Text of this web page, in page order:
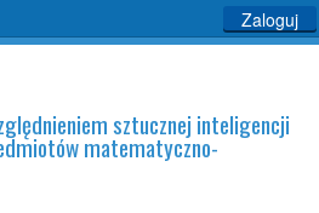
Zaloguj
sztucznej inteligencji
matematyczno-